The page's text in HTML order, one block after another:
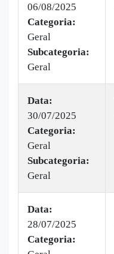
06/08/2025
Categoria:
Geral
Subcategoria:
Geral
Data:
30/07/2025
Categoria:
Geral
Subcategoria:
Geral
Data:
28/07/2025
Categoria: